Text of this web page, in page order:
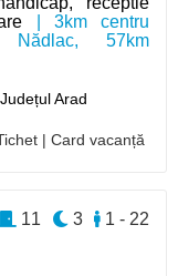
| 3km centru
57km
Județul Arad
| Card vacanță
1 - 22
3
11